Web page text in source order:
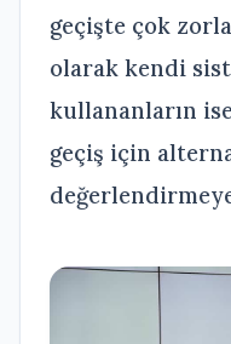
geçişte çok
olarak kendi
kullananların
geçiş için